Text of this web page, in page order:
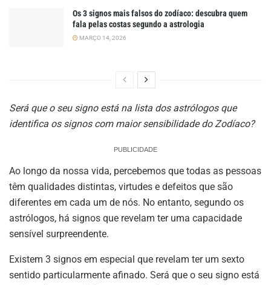
Os 3 signos mais falsos do zodíaco: descubra quem
fala pelas costas segundo a astrologia
MARÇO 14, 2026
Será que o seu signo está na lista dos astrólogos que
identifica os signos com maior sensibilidade do Zodíaco?
PUBLICIDADE
Ao longo da nossa vida, percebemos que todas as pessoas
têm qualidades distintas, virtudes e defeitos que são
diferentes em cada um de nós. No entanto, segundo os
astrólogos, há signos que revelam ter uma capacidade
sensível surpreendente.
Existem 3 signos em especial que revelam ter um sexto
sentido particularmente afinado. Será que o seu signo está